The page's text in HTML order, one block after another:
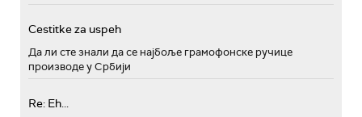
Cestitke za uspeh
Да ли сте знали да се најбоље грамофонске ручице
производе у Србији
Re: Eh...